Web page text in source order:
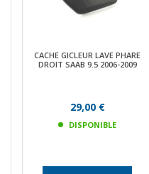
CACHE GICLEUR LAVE PHARE
DROIT SAAB 9.5 2006-2009
29,00 €
DISPONIBLE